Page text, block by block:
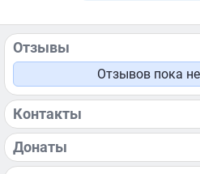
Отзывы
Отзывов пока
Контакты
Донаты